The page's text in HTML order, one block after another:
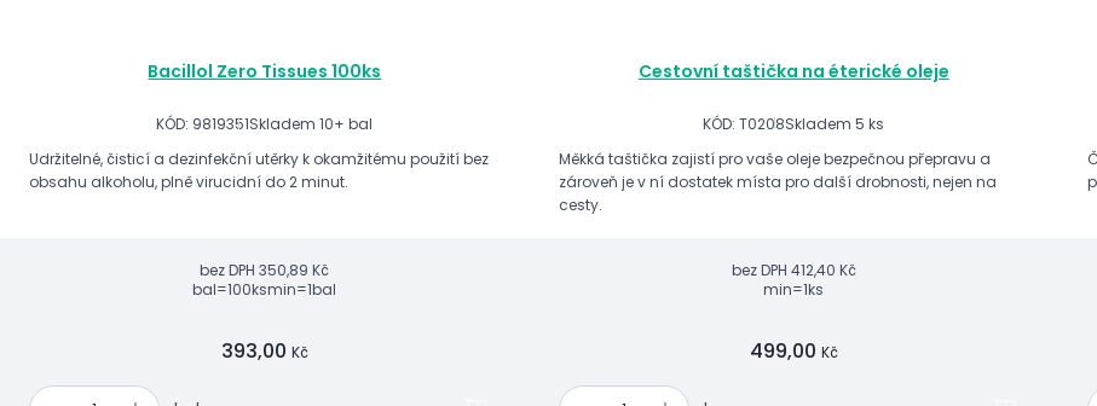
Bacillol Zero Tissues 100ks
KÓD: 9819351Skladem 10+ bal
Udržitelné, čisticí a dezinfekční utěrky k okamžitému použití bez
obsahu alkoholu, plně virucidní do 2 minut.
bez DPH 350,89 Kč
bal=100ksmin=1bal
393,00 Kč
Cestovní taštička na éterické oleje
KÓD: T0208Skladem 5 ks
Měkká taštička zajistí pro vaše oleje bezpečnou přepravu a
zároveň je v ní dostatek místa pro další drobnosti, nejen na
cesty.
bez DPH 412,40 Kč
min=1ks
499,00 Kč